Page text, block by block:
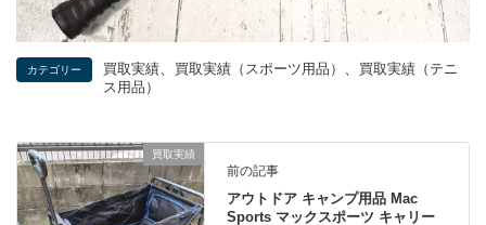
カテゴリー 買取実績 買取実績（スポーツ用品）
買取実績（テニ
ス用品）
買取実績
前の記事
アウトドア キャンプ用品 Mac
Sports マックスポーツ キャリー